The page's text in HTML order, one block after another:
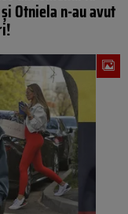
Otniela n-au avut